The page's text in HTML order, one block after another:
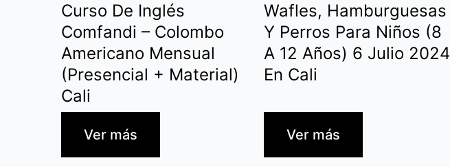
Curso De Inglés
Comfandi – Colombo
Americano Mensual
(Presencial + Material)
Cali
Ver más
Wafles, Hamburguesas
Y Perros Para Niños (8
A 12 Años) 6 Julio 2024
En Cali
Ver más